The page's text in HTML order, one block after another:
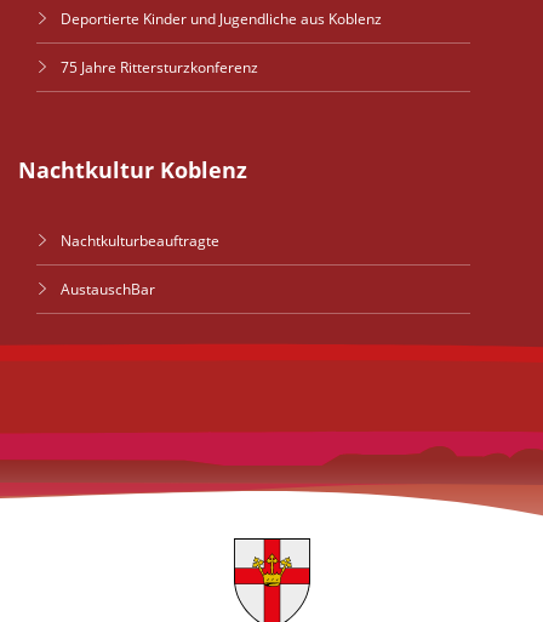
Deportierte Kinder und Jugendliche aus Koblenz
75 Jahre Rittersturzkonferenz
Nachtkultur Koblenz
Nachtkulturbeauftragte
AustauschBar